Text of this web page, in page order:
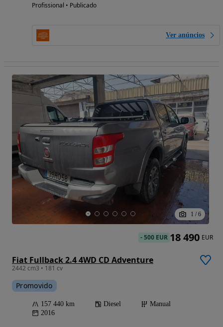
Profissional • Publicado
Ver anúncios
1 / 6
Fiat Fullback 2.4 4WD CD Adventure
2442 cm3 • 181 cv
Promovido
157 440 km Diesel
Manual
2016
-500 EUR 18 490 EUR